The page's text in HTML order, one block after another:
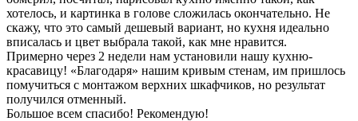
хотелось, и картинка в голове сложилась окончательно. Не
скажу, что это самый дешевый вариант, но кухня идеально
вписалась и цвет выбрала такой, как мне нравится.
Примерно через 2 недели нам установили нашу кухню-
красавицу! «Благодаря» нашим кривым стенам, им пришлось
помучиться с монтажом верхних шкафчиков, но результат
получился отменный.
Большое всем спасибо! Рекомендую!